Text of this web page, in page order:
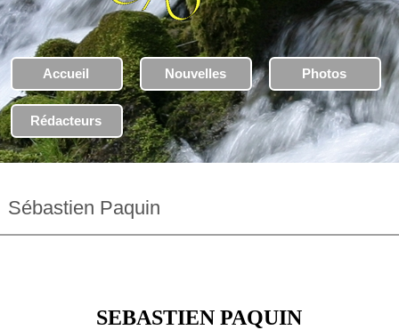
Accueil Nouvelles Photos
Rédacteurs
Sébastien Paquin
SEBASTIEN PAQUIN